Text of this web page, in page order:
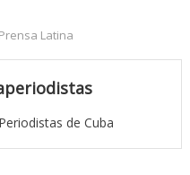
Prensa Latina
de Cuba